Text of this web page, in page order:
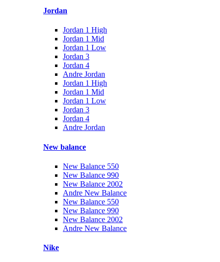
Jordan
Jordan 1 High
Jordan 1 Mid
Jordan 1 Low
Jordan 3
Jordan 4
Andre Jordan
Jordan 1 High
Jordan 1 Mid
Jordan 1 Low
Jordan 3
Jordan 4
Andre Jordan
New balance
New Balance 550
New Balance 990
New Balance 2002
Andre New Balance
New Balance 550
New Balance 990
New Balance 2002
Andre New Balance
Nike